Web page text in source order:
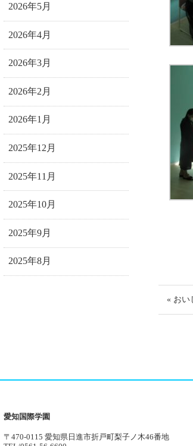
« おい
2026年5月
2026年4月
2026年3月
2026年2月
2026年1月
2025年12月
2025年11月
2025年10月
2025年9月
2025年8月
愛知国際学園
〒470-0115 愛知県日進市折戸町梨子ノ木46番地